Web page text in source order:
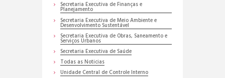
Secretaria Executiva de Finanças e
Planejamento
Secretaria Executiva de Meio Ambiente e
Desenvolvimento Sustentável
Secretaria Executiva de Obras, Saneamento e
Serviços Urbanos
Secretaria Executiva de Saúde
Todas as Noticias
Unidade Central de Controle Interno